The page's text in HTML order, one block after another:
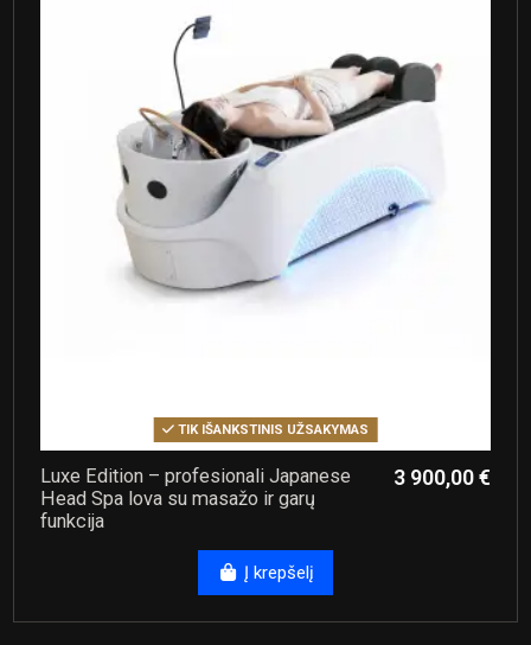
TIK IŠANKSTINIS UŽSAKYMAS
Luxe Edition – profesionali Japanese
Head Spa lova su masažo ir garų
funkcija
3 900,00 €
Į krepšelį